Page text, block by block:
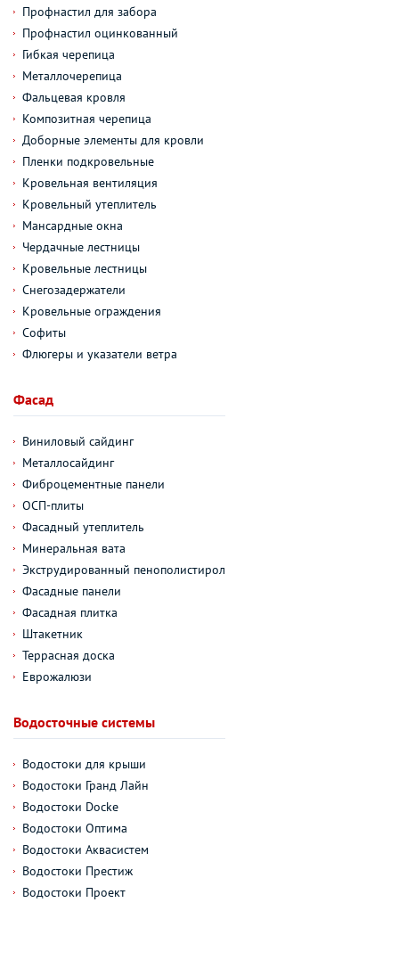
Профнастил для забора
Профнастил оцинкованный
Гибкая черепица
Металлочерепица
Фальцевая кровля
Композитная черепица
Доборные элементы для кровли
Пленки подкровельные
Кровельная вентиляция
Кровельный утеплитель
Мансардные окна
Чердачные лестницы
Кровельные лестницы
Снегозадержатели
Кровельные ограждения
Софиты
Флюгеры и указатели ветра
Фасад
Виниловый сайдинг
Металлосайдинг
Фиброцементные панели
ОСП-плиты
Фасадный утеплитель
Минеральная вата
Экструдированный пенополистирол
Фасадные панели
Фасадная плитка
Штакетник
Террасная доска
Еврожалюзи
Водосточные системы
Водостоки для крыши
Водостоки Гранд Лайн
Водостоки Docke
Водостоки Оптима
Водостоки Аквасистем
Водостоки Престиж
Водостоки Проект